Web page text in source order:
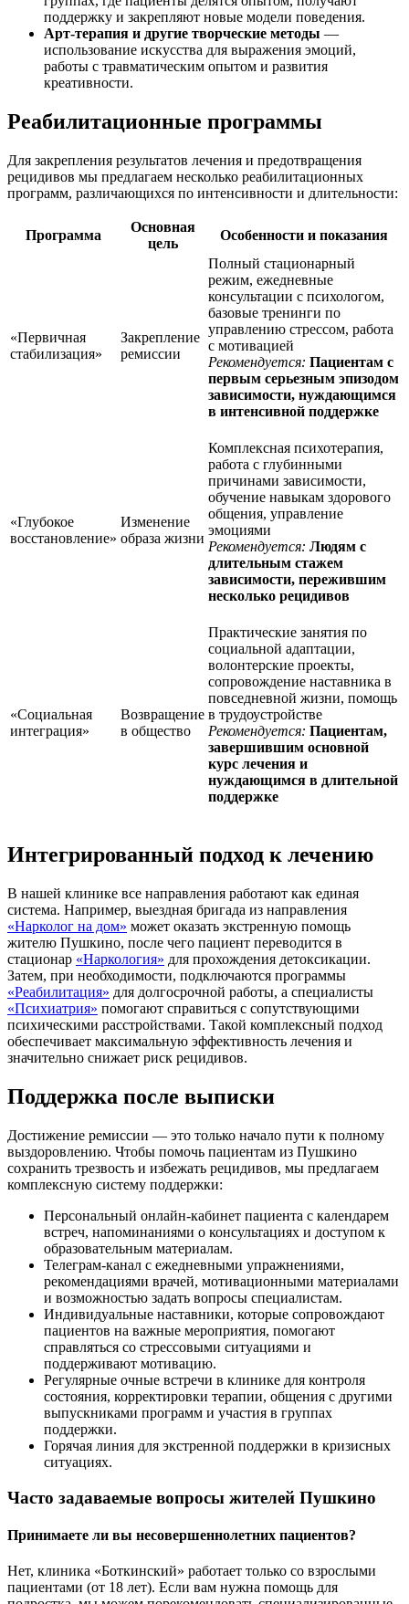
поддержку и закрепляют новые модели поведения.
Арт-терапия и другие творческие методы —
использование искусства для выражения эмоций,
работы с травматическим опытом и развития
креативности.
Реабилитационные программы
Для закрепления результатов лечения и предотвращения
рецидивов мы предлагаем несколько реабилитационных
программ, различающихся по интенсивности и длительности:
Программа
Основная
цель
Особенности и показания
«Первичная
стабилизация»
Закрепление
ремиссии
Полный стационарный
режим, ежедневные
консультации с психологом,
базовые тренинги по
управлению стрессом, работа
с мотивацией
Рекомендуется: Пациентам с
первым серьезным эпизодом
зависимости, нуждающимся
в интенсивной поддержке
«Глубокое
восстановление»
Изменение
образа жизни
Комплексная психотерапия,
работа с глубинными
причинами зависимости,
обучение навыкам здорового
общения, управление
эмоциями
Рекомендуется: Людям с
длительным стажем
зависимости, пережившим
несколько рецидивов
«Социальная
интеграция»
Возвращение
в общество
Практические занятия по
социальной адаптации,
волонтерские проекты,
сопровождение наставника в
повседневной жизни, помощь
в трудоустройстве
Рекомендуется: Пациентам,
завершившим основной
курс лечения и
нуждающимся в длительной
поддержке
Интегрированный подход к лечению
В нашей клинике все направления работают как единая
система. Например, выездная бригада из направления
«Нарколог на дом» может оказать экстренную помощь
жителю Пушкино, после чего пациент переводится в
стационар «Наркология» для прохождения детоксикации.
Затем, при необходимости, подключаются программы
«Реабилитация» для долгосрочной работы, а специалисты
«Психиатрия» помогают справиться с сопутствующими
психическими расстройствами. Такой комплексный подход
обеспечивает максимальную эффективность лечения и
значительно снижает риск рецидивов.
Поддержка после выписки
Достижение ремиссии — это только начало пути к полному
выздоровлению. Чтобы помочь пациентам из Пушкино
сохранить трезвость и избежать рецидивов, мы предлагаем
комплексную систему поддержки:
Персональный онлайн-кабинет пациента с календарем
встреч, напоминаниями о консультациях и доступом к
образовательным материалам.
Телеграм-канал с ежедневными упражнениями,
рекомендациями врачей, мотивационными материалами
и возможностью задать вопросы специалистам.
Индивидуальные наставники, которые сопровождают
пациентов на важные мероприятия, помогают
справляться со стрессовыми ситуациями и
поддерживают мотивацию.
Регулярные очные встречи в клинике для контроля
состояния, корректировки терапии, общения с другими
выпускниками программ и участия в группах
поддержки.
Горячая линия для экстренной поддержки в кризисных
ситуациях.
Часто задаваемые вопросы жителей Пушкино
Принимаете ли вы несовершеннолетних пациентов?
Нет, клиника «Боткинский» работает только со взрослыми
пациентами (от 18 лет). Если вам нужна помощь для